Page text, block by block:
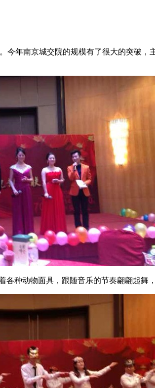
年南京城交院的规模有了很大的突破，
动物面具，跟随音乐的节奏翩翩起舞